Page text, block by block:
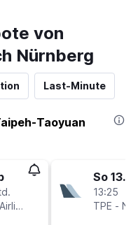
von
Nürnberg
Last-Minute
Taoyuan
Turkish Airlines
So 13.9.
13:25
TPE -